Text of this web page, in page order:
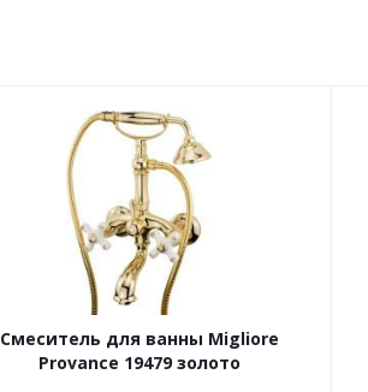
Смеситель для ванны Migliore
Provance 19479 золото